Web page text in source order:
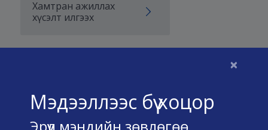
×
Мэдээллээс бүү хоцор
Хамтран ажиллах
хүсэлт илгээх
Үйлчилгээний нөхцөл